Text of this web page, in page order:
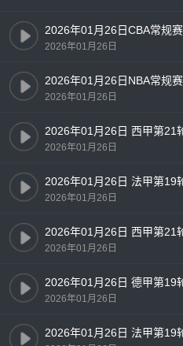
2026年01月26日CBA常规
2026年01月26日
2026年01月26日NBA常规
2026年01月26日
2026年01月26日
2026年01月26日 法甲第19
2026年01月26日
2026年01月26日 西甲第21
2026年01月26日
2026年01月26日 德甲第19
2026年01月26日
2026年01月26日 法甲第19